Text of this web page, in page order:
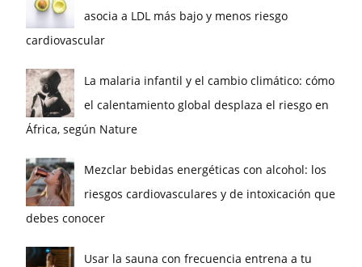
asocia a LDL más bajo y menos riesgo
cardiovascular
La malaria infantil y el cambio climático: cómo
el calentamiento global desplaza el riesgo en
África, según Nature
Mezclar bebidas energéticas con alcohol: los
riesgos cardiovasculares y de intoxicación que
debes conocer
Usar la sauna con frecuencia entrena a tu